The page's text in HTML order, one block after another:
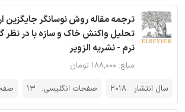
ترجمه مقاله روش نوسانگر جایگزین
تحلیل واکنش خاک و سازه با در
نرم - نشریه الزویر
مبلغ: ۱۸۸,۰۰۰ تومان
سال انتشار: 2018 صفحات انگلیسی: 13